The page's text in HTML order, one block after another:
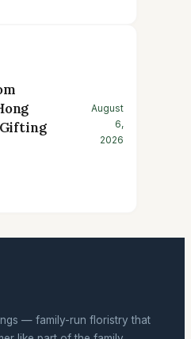
Gifting
August
6,
2026
— family-run floristry that